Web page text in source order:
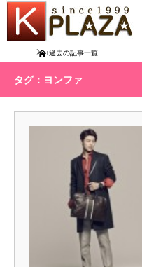
Home過去の記事一覧
タグ：ヨンファ